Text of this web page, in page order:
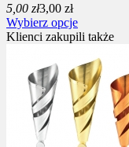
5,00 zł3,00 zł
Wybierz opcje
Klienci zakupili także